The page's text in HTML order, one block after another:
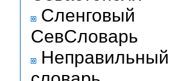
Сленговый
СевСловарь
Неправильный